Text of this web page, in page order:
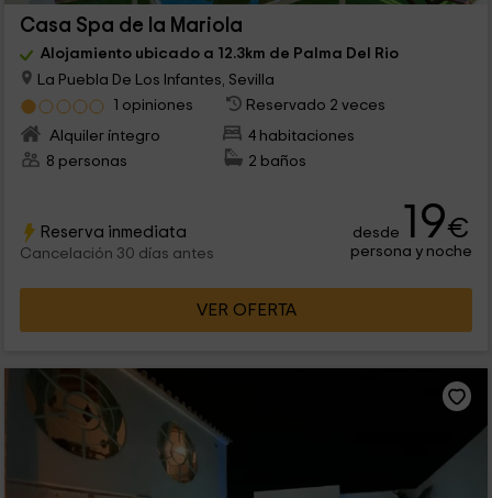
Casa Spa de la Mariola
Alojamiento ubicado a 12.3km de Palma Del Rio
La Puebla De Los Infantes, Sevilla
1 opiniones
Reservado 2 veces
Alquiler íntegro
4 habitaciones
8 personas
2 baños
Reserva inmediata
Cancelación 30 días antes
desde 19€
persona y noche
VER OFERTA